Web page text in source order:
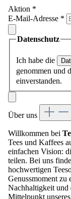
Aktion *
E-Mail-Adresse *
Datenschutz
Ich habe die
genommen und
einverstanden.
Über uns
Willkommen bei
Tees und Kaffees
einfachen Vision:
teilen. Bei uns
hochwertigen
Genussmoment zu
Nachhaltigkeit und
Mittelpunkt